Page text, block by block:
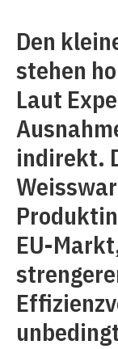
Den
stehen
Laut
indirekt.
EU-